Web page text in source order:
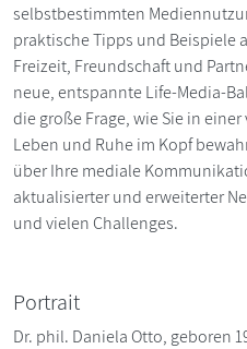
selbstbestimmten
praktische Tipps und Beispiele
Freizeit, Freundschaft und
neue, entspannte Life-Media-
die große Frage, wie Sie in
Leben und Ruhe im Kopf
über Ihre mediale
aktualisierter und erweiterter
und vielen Challenges.
Portrait
Dr. phil. Daniela Otto, geboren